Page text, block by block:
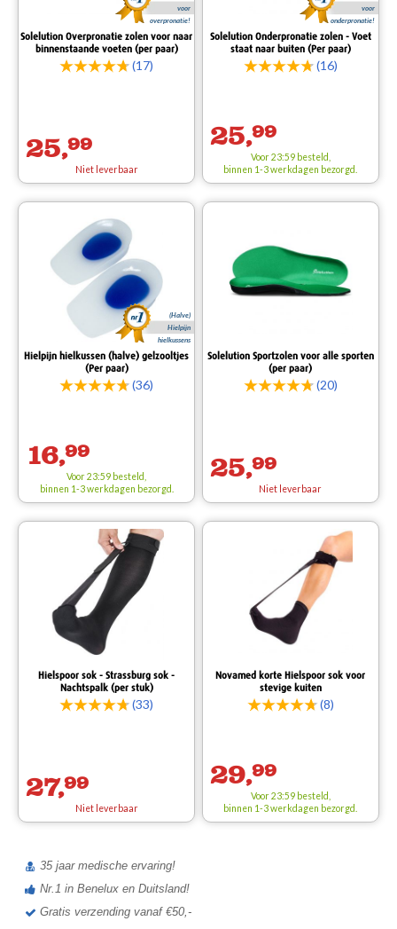
voor
overpronatie!
Solelution Overpronatie zolen voor naar
binnenstaande voeten (per paar)
(17)
25,99
Niet leverbaar
voor
onderpronatie!
Solelution Onderpronatie zolen - Voet
staat naar buiten (Per paar)
(16)
25,99
Voor 23:59 besteld,
binnen 1-3 werkdagen bezorgd.
(Halve)
Hielpijn
hielkussens
Hielpijn hielkussen (halve) gelzooltjes
(Per paar)
(36)
16,99
Voor 23:59 besteld,
binnen 1-3 werkdagen bezorgd.
Solelution Sportzolen voor alle sporten
(per paar)
(20)
25,99
Niet leverbaar
Hielspoor sok - Strassburg sok -
Nachtspalk (per stuk)
(33)
27,99
Niet leverbaar
Novamed korte Hielspoor sok voor
stevige kuiten
(8)
29,99
Voor 23:59 besteld,
binnen 1-3 werkdagen bezorgd.
35 jaar medische ervaring!
Nr.1 in Benelux en Duitsland!
Gratis verzending vanaf €50,-